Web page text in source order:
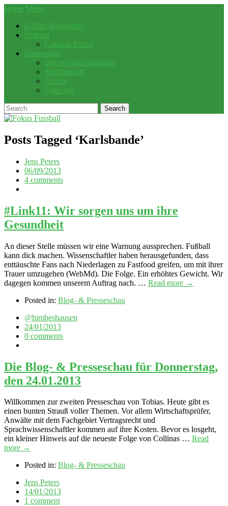
Home Menu
E-Mail Newsletter
Podcast
Collinas Erben
Impressum
Datenschutzerklärung
Medienwelt
Archiv
Über uns
Posts Tagged ‘Karlsbande’
Jens Peters
06/09/2013
4 comments
#Link11: Wir sorgen uns um ihre
Gesundheit
An dieser Stelle müssen wir eine Warnung aussprechen. Fußball
kann dick machen. Wissenschaftler haben herausgefunden, dass
enttäuschte Fans nach Niederlagen zu Fastfood greifen, um mit ihrer
Trauer umzugehen (WebMd). Die Folge. Ein erhöhtes Gewicht. Wir
dagegen kommen unserem Auftrag nach. … Read more →
Posted in: Blog- & Presseschau
@bimbeshausen
24/01/2013
0 comments
Die Blog- & Presseschau für Donnerstag,
den 24.01.2013
Willkommen zur zweiten Presseschau von Tobias. Heute gibt es
einen bunten Strauß voller Themen. Vor allem Wirtschaftsprüfer,
Anwälte mit dem Fachgebiet Vertragsrecht und
Sprachwissenschaftler kommen auf ihre Kosten. Bevor es losgeht,
ein kleiner Hinweis auf die neueste Folge von Collinas … Read
more →
Posted in: Blog- & Presseschau
Jens Peters
14/01/2013
1 comment